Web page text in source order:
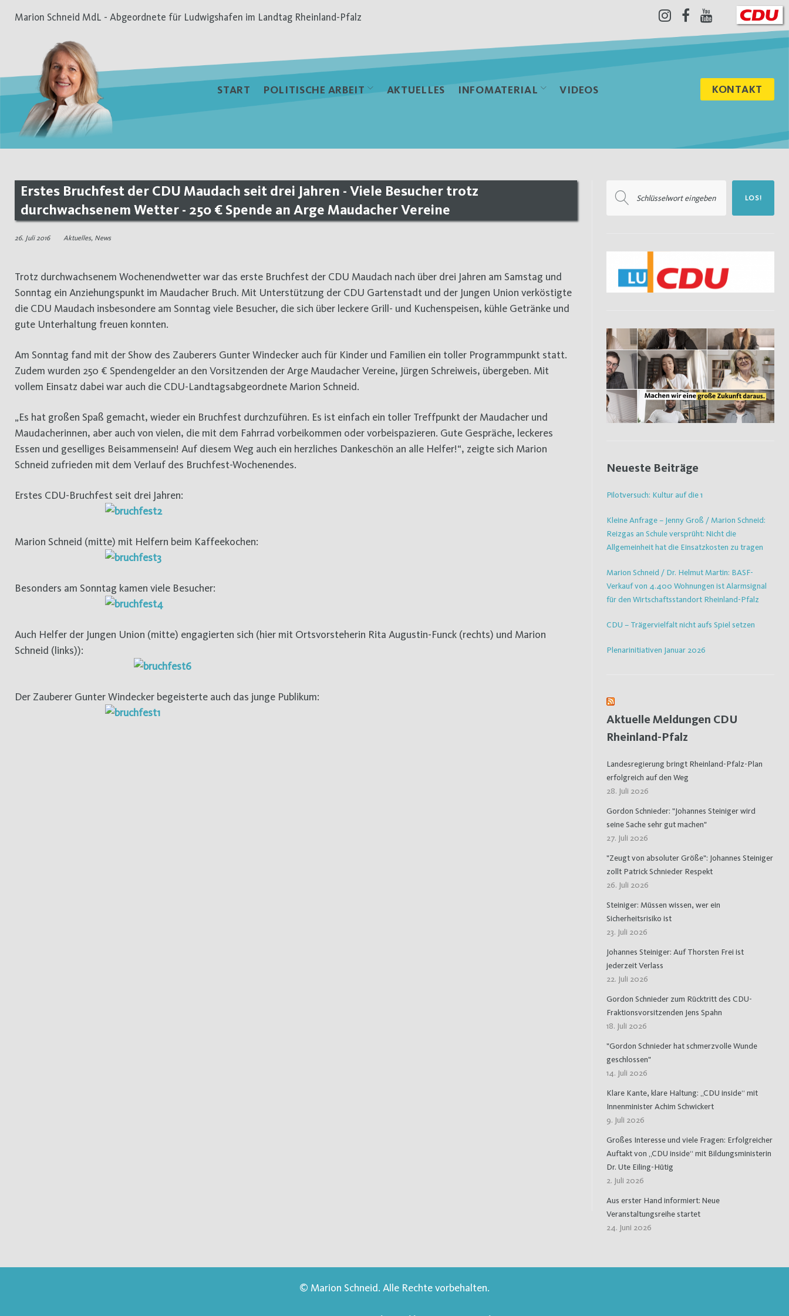
Inhalt
Marion Schneid MdL - Abgeordnete für Ludwigshafen im Landtag Rheinland-Pfalz
Instagram
Facebook
Youtube
START POLITISCHE ARBEIT AKTUELLES INFOMATERIAL VIDEOS KONTAKT
Erstes Bruchfest der CDU Maudach seit drei Jahren - Viele Besucher trotz
durchwachsenem Wetter - 250 € Spende an Arge Maudacher Vereine
26. Juli 2016 Aktuelles, News
Trotz durchwachsenem Wochenendwetter war das erste Bruchfest der CDU Maudach nach über drei Jahren am Samstag und
Sonntag ein Anziehungspunkt im Maudacher Bruch. Mit Unterstützung der CDU Gartenstadt und der Jungen Union verköstigte
die CDU Maudach insbesondere am Sonntag viele Besucher, die sich über leckere Grill- und Kuchenspeisen, kühle Getränke und
gute Unterhaltung freuen konnten.
Am Sonntag fand mit der Show des Zauberers Gunter Windecker auch für Kinder und Familien ein toller Programmpunkt statt.
Zudem wurden 250 € Spendengelder an den Vorsitzenden der Arge Maudacher Vereine, Jürgen Schreiweis, übergeben. Mit
vollem Einsatz dabei war auch die CDU-Landtagsabgeordnete Marion Schneid.
„Es hat großen Spaß gemacht, wieder ein Bruchfest durchzuführen. Es ist einfach ein toller Treffpunkt der Maudacher und
Maudacherinnen, aber auch von vielen, die mit dem Fahrrad vorbeikommen oder vorbeispazieren. Gute Gespräche, leckeres
Essen und geselliges Beisammensein! Auf diesem Weg auch ein herzliches Dankeschön an alle Helfer!“, zeigte sich Marion
Schneid zufrieden mit dem Verlauf des Bruchfest-Wochenendes.
Erstes CDU-Bruchfest seit drei Jahren:
Marion Schneid (mitte) mit Helfern beim Kaffeekochen:
Besonders am Sonntag kamen viele Besucher:
Auch Helfer der Jungen Union (mitte) engagierten sich (hier mit Ortsvorsteherin Rita Augustin-Funck (rechts) und Marion
Schneid (links)):
Der Zauberer Gunter Windecker begeisterte auch das junge Publikum:
nach:
LOS!
Neueste Beiträge
Pilotversuch: Kultur auf die 1
Kleine Anfrage – Jenny Groß / Marion Schneid:
Reizgas an Schule versprüht: Nicht die
Allgemeinheit hat die Einsatzkosten zu tragen
Marion Schneid / Dr. Helmut Martin: BASF-
Verkauf von 4.400 Wohnungen ist Alarmsignal
für den Wirtschaftsstandort Rheinland-Pfalz
CDU – Trägervielfalt nicht aufs Spiel setzen
Plenarinitiativen Januar 2026
Aktuelle Meldungen CDU
Rheinland-Pfalz
Landesregierung bringt Rheinland-Pfalz-Plan
erfolgreich auf den Weg
28. Juli 2026
Gordon Schnieder: "Johannes Steiniger wird
seine Sache sehr gut machen"
27. Juli 2026
"Zeugt von absoluter Größe": Johannes Steiniger
zollt Patrick Schnieder Respekt
26. Juli 2026
Steiniger: Müssen wissen, wer ein
Sicherheitsrisiko ist
23. Juli 2026
Johannes Steiniger: Auf Thorsten Frei ist
jederzeit Verlass
22. Juli 2026
Gordon Schnieder zum Rücktritt des CDU-
Fraktionsvorsitzenden Jens Spahn
18. Juli 2026
"Gordon Schnieder hat schmerzvolle Wunde
geschlossen"
14. Juli 2026
Klare Kante, klare Haltung: „CDU inside“ mit
Innenminister Achim Schwickert
9. Juli 2026
Großes Interesse und viele Fragen: Erfolgreicher
Auftakt von „CDU inside“ mit Bildungsministerin
Dr. Ute Eiling-Hütig
2. Juli 2026
Aus erster Hand informiert: Neue
Veranstaltungsreihe startet
24. Juni 2026
© Marion Schneid. Alle Rechte vorbehalten.